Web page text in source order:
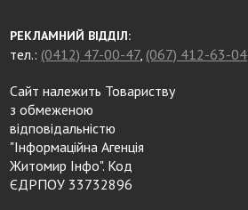
РЕКЛАМНИЙ ВІДДІЛ:
тел.: (0412) 47-00-47, (067) 412-63-04
Сайт належить Товариству
з обмеженою
відповідальністю
"Інформаційна Агенція
Житомир Інфо". Код
ЄДРПОУ 33732896